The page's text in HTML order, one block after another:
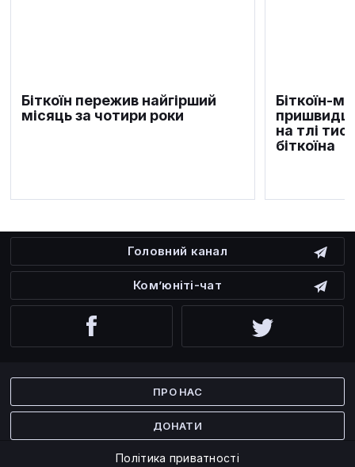
Біткоїн пережив найгірший
місяць за чотири роки
Біткоїн-
на тлі
біткоїна
Головний канал
Ком’юніті-чат
ПРО НАС
ДОНАТИ
Політика приватності